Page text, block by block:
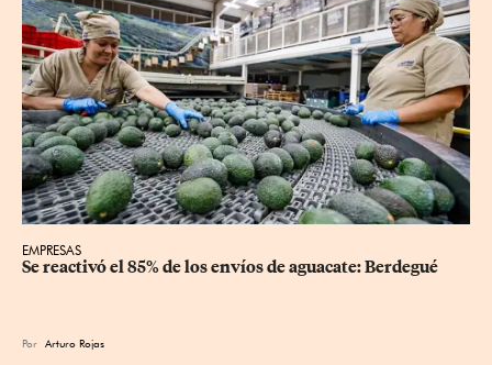
EMPRESAS
Se reactivó el 85% de los envíos de aguacate: Berdegué
Por Arturo Rojas